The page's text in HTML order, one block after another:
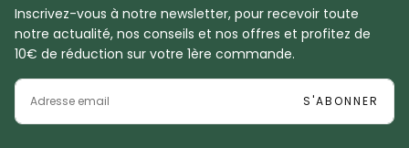
Inscrivez-vous à notre newsletter, pour recevoir toute
notre actualité, nos conseils et nos offres et profitez de
10€ de réduction sur votre 1ère commande.
EMAIL
S'ABONNER